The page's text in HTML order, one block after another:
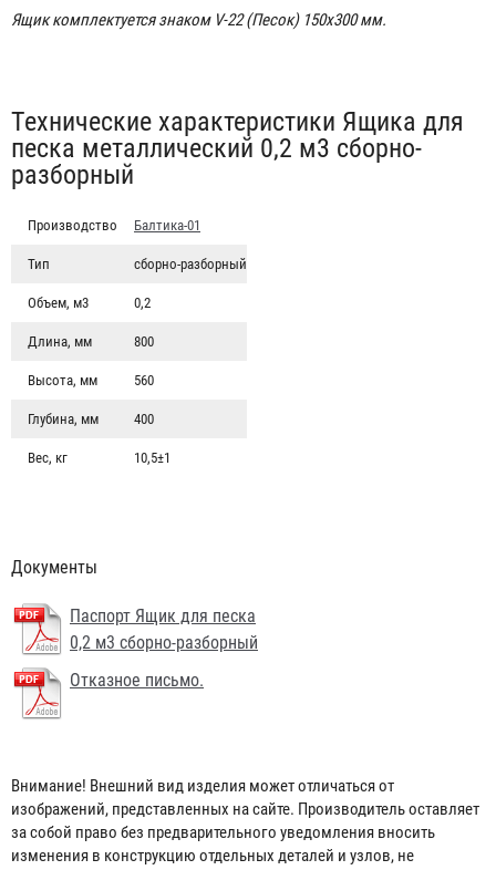
Ящик комплектуется знаком V-22 (Песок) 150х300 мм.
Табы
Технические характеристики Ящика для
песка металлический 0,2 м3 сборно-
разборный
Производство Балтика-01
Тип сборно-разборный
Объем, м3 0,2
Длина, мм 800
Высота, мм 560
Глубина, мм 400
Вес, кг 10,5±1
Документы
Паспорт Ящик для песка
0,2 м3 сборно-разборный
Отказное письмо.
Внимание! Внешний вид изделия может отличаться от
изображений, представленных на сайте. Производитель оставляет
за собой право без предварительного уведомления вносить
изменения в конструкцию отдельных деталей и узлов, не
Щит пожарный закрытый со стойкой (1 дверь сетка)